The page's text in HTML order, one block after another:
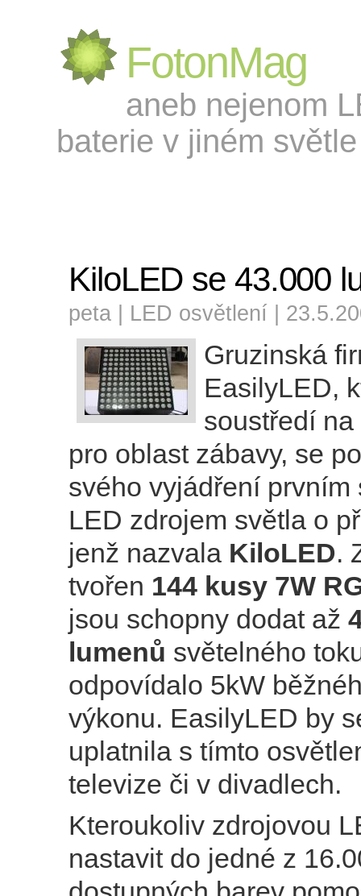
FotonMag
aneb nejenom
baterie v jiném
KiloLED se 43.000
peta | LED osvětlení |
Gruzinská
EasilyLED,
soustředí
pro oblast zábavy, se
svého vyjádření prvním
LED zdrojem světla o
jenž nazvala KiloLED.
tvořen 144 kusy 7W
jsou schopny dodat až
lumenů světelného
odpovídalo 5kW
výkonu. EasilyLED by
uplatnila s tímto
televize či v divadlech.
Kteroukoliv zdrojovou
nastavit do jedné z